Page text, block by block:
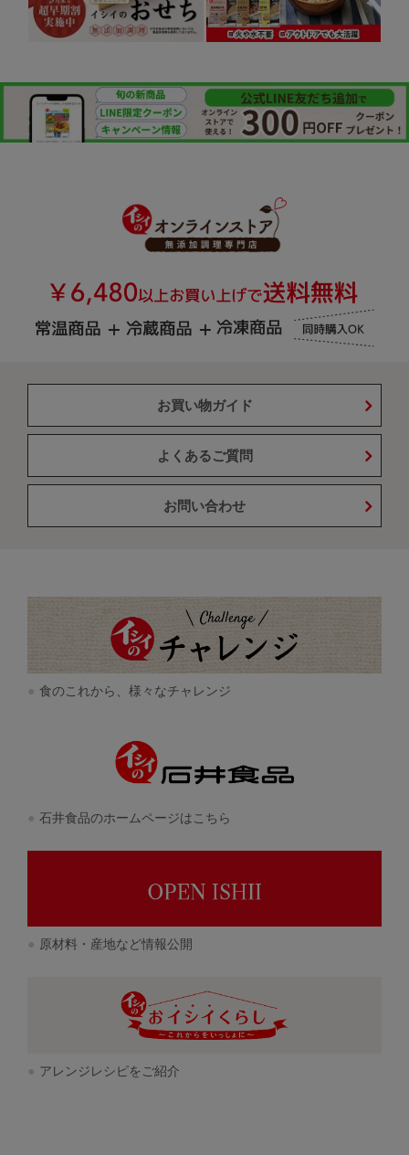
お買い物ガイド
よくあるご質問
お問い合わせ
食のこれから、様々なチャレンジ
石井食品のホームページはこちら
原材料・産地など情報公開
アレンジレシピをご紹介